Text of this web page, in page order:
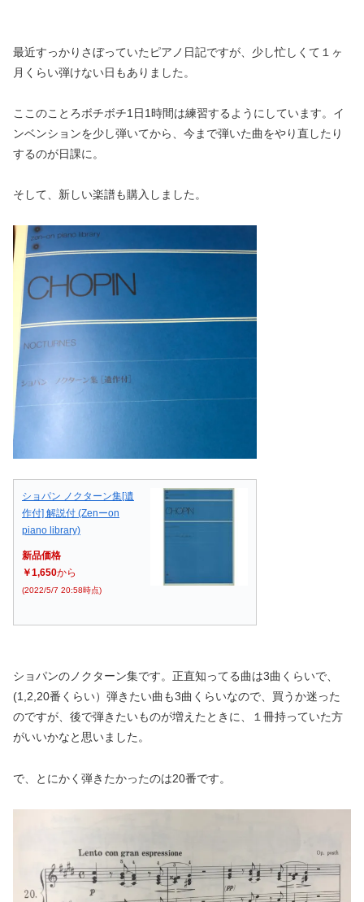
最近すっかりさぼっていたピアノ日記ですが、少し忙しくて１ヶ
月くらい弾けない日もありました。
ここのことろボチボチ1日1時間は練習するようにしています。イ
ンベンションを少し弾いてから、今まで弾いた曲をやり直したり
するのが日課に。
そして、新しい楽譜も購入しました。
ショパン ノクターン集[遺
作付] 解説付 (Zenーon
piano library)
新品価格
￥1,650から
(2022/5/7 20:58時点)
ショパンのノクターン集です。正直知ってる曲は3曲くらいで、
(1,2,20番くらい）弾きたい曲も3曲くらいなので、買うか迷った
のですが、後で弾きたいものが増えたときに、１冊持っていた方
がいいかなと思いました。
で、とにかく弾きたかったのは20番です。